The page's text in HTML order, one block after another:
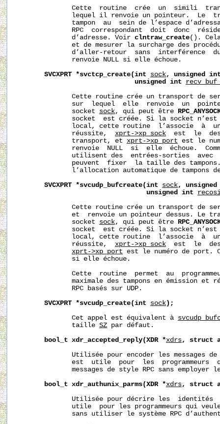
Cette  routine  crée  un  simili
lequel il renvoie un pointeur.  Le
tampon  au  sein de l’espace
RPC  correspondant  doit  donc
              d’adresse. Voir
clntraw_create(). Cela
et de mesurer la surcharge des
d’aller-retour  sans  interférence
              renvoie NULL si elle échoue.
SVCXPRT *svctcp_create(int sock, unsigned
unsigned
int
Cette routine crée un transport de
sur  lequel  elle  renvoie  un
              socket
sock, qui peut être
socket  est créée. Si la socket
local, cette routine  l’associe  à
              réussite,
xprt->xp_sock
est  le
              transport, et
xprt->xp_port est le
renvoie  NULL  si  elle  échoue.
utilisent des  entrées-sorties  avec
peuvent  fixer  la taille des
l’allocation automatique de tampons
SVCXPRT *svcudp_bufcreate(int sock,
unsigned
unsigned
int
Cette routine crée un transport de
et  renvoie un pointeur dessus. Le
              socket
sock, qui peut être
socket  est créée. Si la socket
local, cette routine  l’associe  à
              réussite,
xprt->xp_sock
est  le
xprt->xp_port est le numéro de port.
              si elle échoue.
Cette  routine  permet  au
maximale des tampons en émission et
              RPC basés sur UDP.
SVCXPRT *svcudp_create(int sock );
              Cet appel est équivalent à
              taille
SZ par défaut.
bool_t xdr_accepted_reply(XDR *xdrs, struct
Utilisée pour encoder les messages
est  utile  pour  les  programmeurs
messages de style RPC sans employer
bool_t xdr_authunix_parms(XDR *xdrs, struct
Utilisée pour décrire les  identités
utile  pour les programmeurs qui
sans utiliser le système RPC